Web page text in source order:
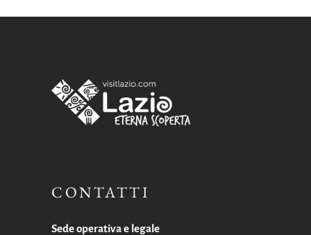
CONTATTI
Sede operativa e legale